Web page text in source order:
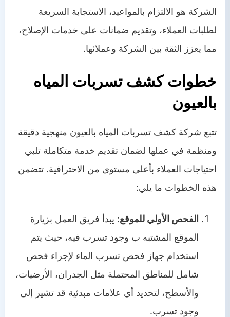
الشركة هو الالتزام بالمواعيد، الاستجابة السريعة
لطلبات العملاء، وتقديم ضمانات على خدمات الإصلاح،
مما يعزز الثقة بين الشركة وعملائها.
خطوات كشف تسربات المياه
بالعيون
تتبع شركة كشف تسربات المياه بالعيون منهجية دقيقة
ومنظمة في عملها لضمان تقديم خدمة متكاملة تلبي
احتياجات العملاء بأعلى مستوى من الاحترافية. تتضمن
هذه الخطوات ما يلي:
الفحص الأولي للموقع: يبدأ فريق العمل بزيارة
الموقع المشتبه ب وجود تسرب فيه، حيث يتم
استخدام جهاز فحص تسرب الماء لإجراء فحص
شامل للمناطق المحتملة مثل الجدران، الأرضيات،
والأسطح، لتحديد أي علامات مبدئية قد تشير إلى
وجود تسرب.